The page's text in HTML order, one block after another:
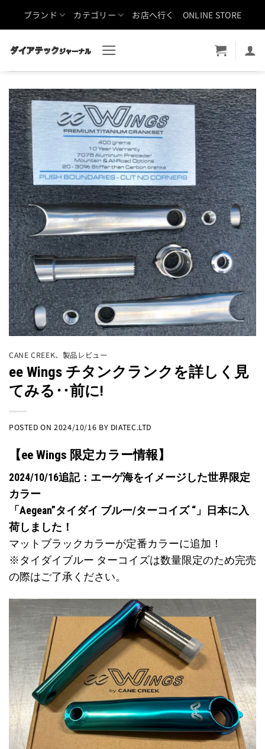
ブランド カテゴリー お店へ行く ONLINE STORE
CANE CREEK、 製品レビュー
ee Wings チタンクランクを詳しく見
てみる‥前に!
POSTED ON2024/10/16 BY DIATEC.LTD
【ee Wings 限定カラー情報】
2024/10/16追記：エーゲ海をイメージした世界限定
カラー
「Aegean”タイダイ ブルー/ターコイズ “」日本に入
荷しました！
マットブラックカラーが定番カラーに追加！
※タイダイブルー ターコイズは数量限定のため完売
の際はご了承ください。